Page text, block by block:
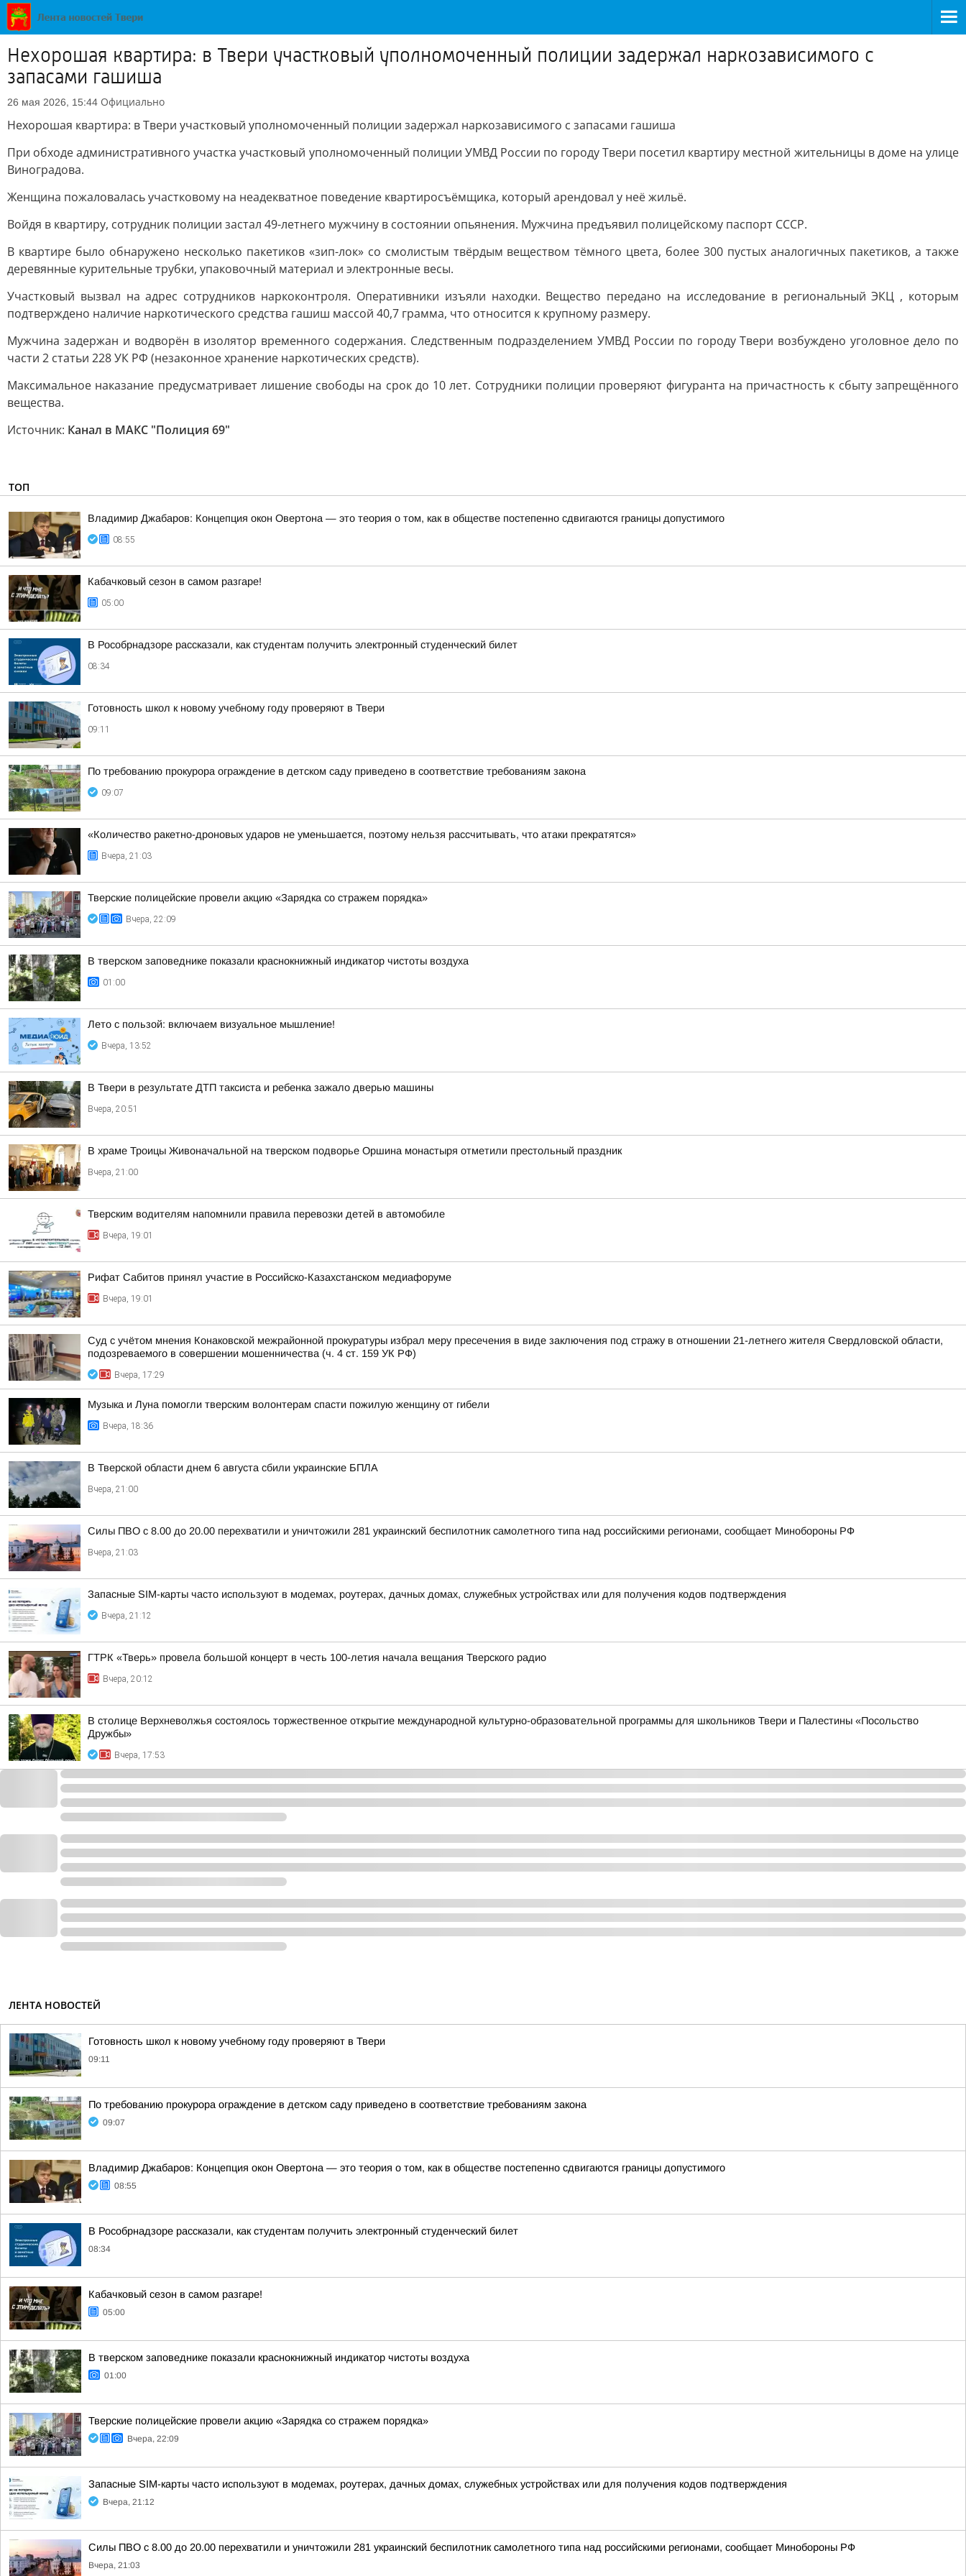
Нехорошая квартира: в Твери участковый уполномоченный полиции задержал наркозависимого с
запасами гашиша
26 мая 2026, 15:44 Официально
Нехорошая квартира: в Твери участковый уполномоченный полиции задержал наркозависимого с запасами гашиша
При обходе административного участка участковый уполномоченный полиции УМВД России по городу Твери посетил квартиру местной жительницы в доме на улице
Виноградова.
Женщина пожаловалась участковому на неадекватное поведение квартиросъёмщика, который арендовал у неё жильё.
Войдя в квартиру, сотрудник полиции застал 49-летнего мужчину в состоянии опьянения. Мужчина предъявил полицейскому паспорт СССР.
В квартире было обнаружено несколько пакетиков «зип-лок» со смолистым твёрдым веществом тёмного цвета, более 300 пустых аналогичных пакетиков, а также
деревянные курительные трубки, упаковочный материал и электронные весы.
Участковый вызвал на адрес сотрудников наркоконтроля. Оперативники изъяли находки. Вещество передано на исследование в региональный ЭКЦ , которым
подтверждено наличие наркотического средства гашиш массой 40,7 грамма, что относится к крупному размеру.
Мужчина задержан и водворён в изолятор временного содержания. Следственным подразделением УМВД России по городу Твери возбуждено уголовное дело по
части 2 статьи 228 УК РФ (незаконное хранение наркотических средств).
Максимальное наказание предусматривает лишение свободы на срок до 10 лет. Сотрудники полиции проверяют фигуранта на причастность к сбыту запрещённого
вещества.
Источник: Канал в МАКС "Полиция 69"
ТОП
Владимир Джабаров: Концепция окон Овертона — это теория о том, как в обществе постепенно сдвигаются границы допустимого
08:55
Кабачковый сезон в самом разгаре!
05:00
В Рособрнадзоре рассказали, как студентам получить электронный студенческий билет
08:34
Готовность школ к новому учебному году проверяют в Твери
09:11
По требованию прокурора ограждение в детском саду приведено в соответствие требованиям закона
09:07
«Количество ракетно-дроновых ударов не уменьшается, поэтому нельзя рассчитывать, что атаки прекратятся»
Вчера, 21:03
Тверские полицейские провели акцию «Зарядка со стражем порядка»
Вчера, 22:09
В тверском заповеднике показали краснокнижный индикатор чистоты воздуха
01:00
Лето с пользой: включаем визуальное мышление!
Вчера, 13:52
В Твери в результате ДТП таксиста и ребенка зажало дверью машины
Вчера, 20:51
В храме Троицы Живоначальной на тверском подворье Оршина монастыря отметили престольный праздник
Вчера, 21:00
Тверским водителям напомнили правила перевозки детей в автомобиле
Вчера, 19:01
Рифат Сабитов принял участие в Российско-Казахстанском медиафоруме
Вчера, 19:01
Суд с учётом мнения Конаковской межрайонной прокуратуры избрал меру пресечения в виде заключения под стражу в отношении 21-летнего жителя Свердловской области,
подозреваемого в совершении мошенничества (ч. 4 ст. 159 УК РФ)
Вчера, 17:29
Музыка и Луна помогли тверским волонтерам спасти пожилую женщину от гибели
Вчера, 18:36
В Тверской области днем 6 августа сбили украинские БПЛА
Вчера, 21:00
Силы ПВО с 8.00 до 20.00 перехватили и уничтожили 281 украинский беспилотник самолетного типа над российскими регионами, сообщает Минобороны РФ
Вчера, 21:03
Запасные SIM-карты часто используют в модемах, роутерах, дачных домах, служебных устройствах или для получения кодов подтверждения
Вчера, 21:12
ГТРК «Тверь» провела большой концерт в честь 100-летия начала вещания Тверского радио
Вчера, 20:12
В столице Верхневолжья состоялось торжественное открытие международной культурно-образовательной программы для школьников Твери и Палестины «Посольство
Дружбы»
Вчера, 17:53
ЛЕНТА НОВОСТЕЙ
Готовность школ к новому учебному году проверяют в Твери
09:11
По требованию прокурора ограждение в детском саду приведено в соответствие требованиям закона
09:07
Владимир Джабаров: Концепция окон Овертона — это теория о том, как в обществе постепенно сдвигаются границы допустимого
08:55
В Рособрнадзоре рассказали, как студентам получить электронный студенческий билет
08:34
Кабачковый сезон в самом разгаре!
05:00
В тверском заповеднике показали краснокнижный индикатор чистоты воздуха
01:00
Тверские полицейские провели акцию «Зарядка со стражем порядка»
Вчера, 22:09
Запасные SIM-карты часто используют в модемах, роутерах, дачных домах, служебных устройствах или для получения кодов подтверждения
Вчера, 21:12
Силы ПВО с 8.00 до 20.00 перехватили и уничтожили 281 украинский беспилотник самолетного типа над российскими регионами, сообщает Минобороны РФ
Вчера, 21:03